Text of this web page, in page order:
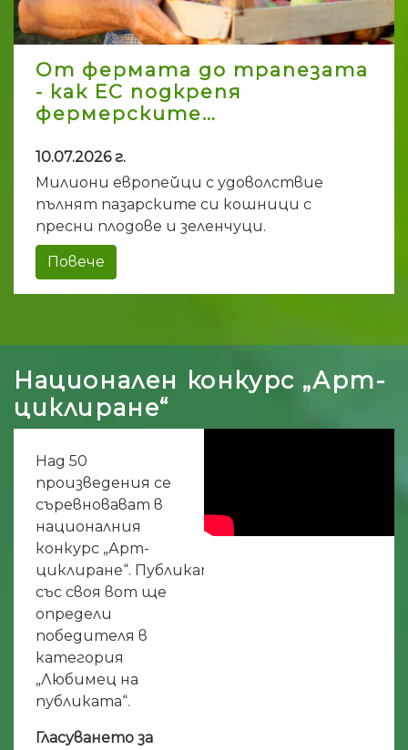
От фермата до трапезата
- как ЕС подкрепя
фермерските…
10.07.2026 г.
Милиони европейци с удоволствие
пълнят пазарските си кошници с
пресни плодове и зеленчуци.
Повече
Национален конкурс „Арт-
циклиране“
Над 50
произведения се
съревновават в
националния
конкурс „Арт-
циклиране“. Публиката
със своя вот ще
определи
победителя в
категория
„Любимец на
публиката“.
Гласуването за